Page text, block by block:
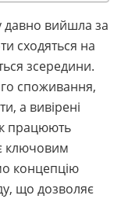
давно вийшла за
сходяться на
зсередини.
споживання,
а вивірені
працюють
ключовим
концепцію
що дозволяє